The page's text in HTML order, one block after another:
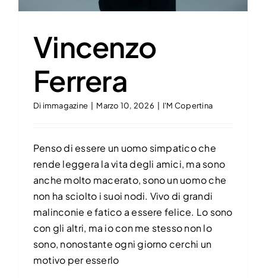
Vincenzo
Ferrera
Di immagazine Marzo 10, 2026 I'M Copertina
Penso di essere un uomo simpatico che
rende leggera la vita degli amici, ma sono
anche molto macerato, sono un uomo che
non ha sciolto i suoi nodi. Vivo di grandi
malinconie e fatico a essere felice. Lo sono
con gli altri, ma io con me stesso non lo
sono, nonostante ogni giorno cerchi un
motivo per esserlo